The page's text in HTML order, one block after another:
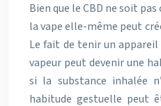
Bien que le CBD ne soit
la vape elle-même peut
Le fait de tenir un appareil
vapeur peut devenir une
si la substance inhalée
habitude gestuelle peut